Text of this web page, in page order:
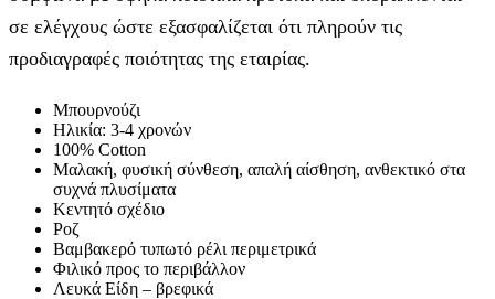
σε ελέγχους ώστε εξασφαλίζεται ότι πληρούν τις
προδιαγραφές ποιότητας της εταιρίας.
Μπουρνούζι
Ηλικία: 3-4 χρονών
100% Cotton
Μαλακή, φυσική σύνθεση, απαλή αίσθηση, ανθεκτικό στα
συχνά πλυσίματα
Κεντητό σχέδιο
Ροζ
Βαμβακερό τυπωτό ρέλι περιμετρικά
Φιλικό προς το περιβάλλον
Λευκά Είδη – βρεφικά